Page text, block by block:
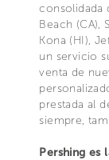
consolidada
Beach (CA),
Kona (HI),
un servicio
venta de
prestada al
siempre,
Pershing es